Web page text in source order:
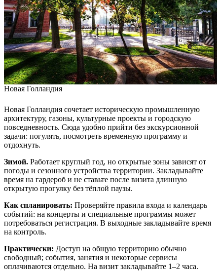
Новая Голландия
Новая Голландия сочетает историческую промышленную
архитектуру, газоны, культурные проекты и городскую
повседневность. Сюда удобно прийти без экскурсионной
задачи: погулять, посмотреть временную программу и
отдохнуть.
Зимой. Работает круглый год, но открытые зоны зависят от
погоды и сезонного устройства территории. Закладывайте
время на гардероб и не ставьте после визита длинную
открытую прогулку без тёплой паузы.
Как спланировать: Проверяйте правила входа и календарь
событий: на концерты и специальные программы может
потребоваться регистрация. В выходные закладывайте время
на контроль.
Практически: Доступ на общую территорию обычно
свободный; события, занятия и некоторые сервисы
оплачиваются отдельно. На визит закладывайте 1–2 часа.